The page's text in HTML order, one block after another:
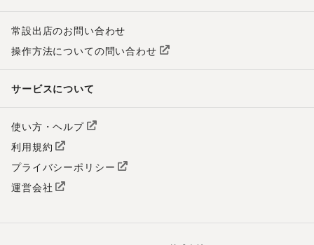
常設出店のお問い合わせ
操作方法についての問い合わせ
サービスについて
使い方・ヘルプ
利用規約
プライバシーポリシー
運営会社